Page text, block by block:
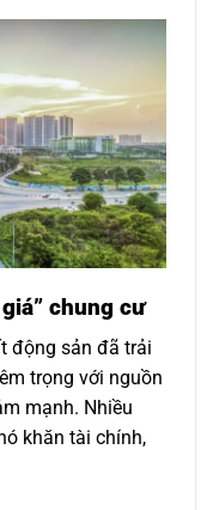
chung cư
động sản đã trải
trọng với nguồn
mạnh. Nhiều
khăn tài chính,